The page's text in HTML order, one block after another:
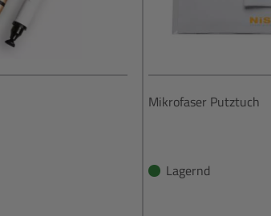
Mikrofaser Putztuch
Lagernd